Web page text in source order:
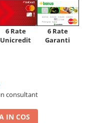
6 Rate
Unicredit
6 Rate
Garanti
consultant
IN COS